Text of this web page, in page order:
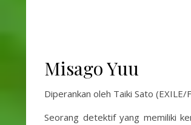
Misago Yuu
Diperankan oleh Taiki Sato (EXILE/
Seorang detektif yang memiliki